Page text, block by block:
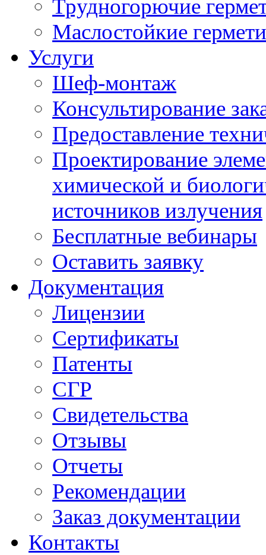
Трудногорючие
Маслостойкие
Услуги
Шеф-монтаж
Консультирование
Предоставление
Проектирование
химической и
источников излучения
Бесплатные вебинары
Оставить заявку
Документация
Лицензии
Сертификаты
Патенты
СГР
Свидетельства
Отзывы
Отчеты
Рекомендации
Заказ документации
Контакты